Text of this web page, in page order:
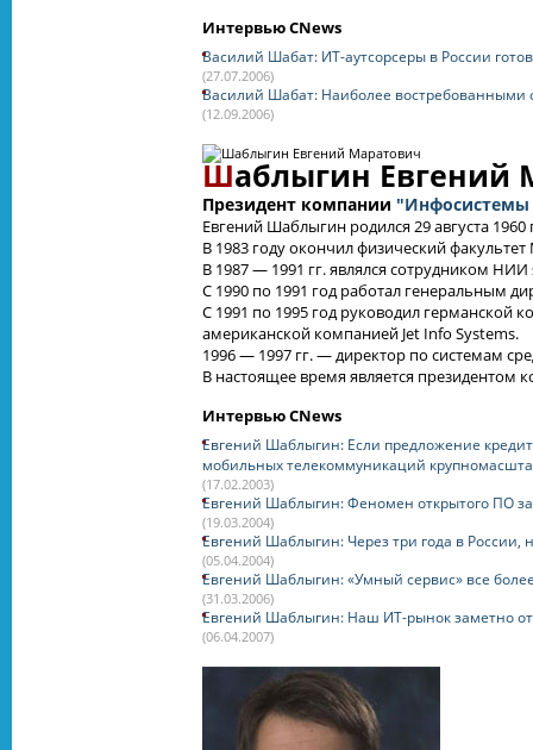
Интервью CNews
Василий Шабат: ИТ-аутсорсеры в России
(27.07.2006)
Василий Шабат: Наиболее востребованными
(12.09.2006)
Шаблыгин Евгений
Президент компании
Евгений Шаблыгин родился 29 августа 1960
В 1983 году окончил физический
В 1987 — 1991 гг. являлся сотрудником
С 1990 по 1991 год работал генеральным
С 1991 по 1995 год руководил германской
американской компанией Jet Info Systems.
1996 — 1997 гг. — директор по системам
В настоящее время является
Интервью CNews
Евгений Шаблыгин: Если предложение
мобильных телекоммуникаций
(17.02.2003)
Евгений Шаблыгин: Феномен открытого ПО
(19.03.2004)
Евгений Шаблыгин: Через три года в
(05.04.2004)
Евгений Шаблыгин: «Умный сервис» все
(31.03.2006)
Евгений Шаблыгин: Наш ИТ-рынок заметно
(06.04.2007)